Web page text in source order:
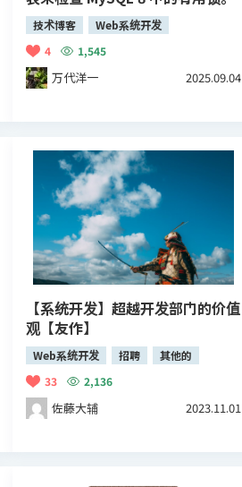
技术博客
Web系统开发
4
1,545
万代洋一 2025.09.04
【系统开发】超越开发部门的价值
观【友作】
Web系统开发 招聘
其他的
33
2,136
佐藤大辅 2023.11.01